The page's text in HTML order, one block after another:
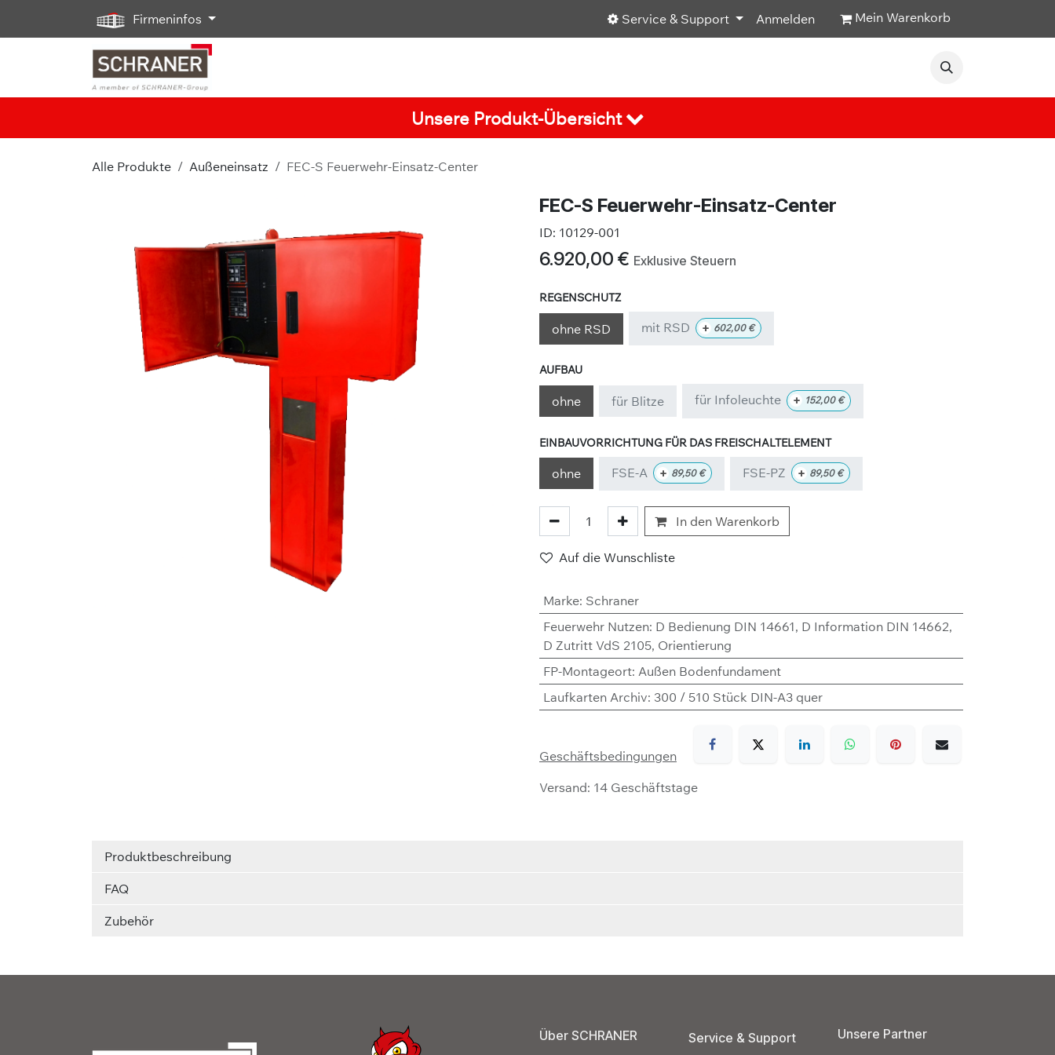
Zum Inhalt springen
Firmeninfos Service & Support Anmelden Mein Warenkorb
Unsere Produkt-Übersicht
Alle Produkte Außeneinsatz FEC-S Feuerwehr-Einsatz-Center
FEC-S Feuerwehr-Einsatz-Center
ID: 10129-001
6.920,00 € Exklusive Steuern
REGENSCHUTZ
ohne RSD mit RSD + 602,00€
AUFBAU
ohne für Blitze für Infoleuchte + 152,00€
EINBAUVORRICHTUNG FÜR DAS FREISCHALTELEMENT
ohne FSE-A + 89,50€ FSE-PZ + 89,50€
In den Warenkorb
Auf die Wunschliste
Marke: Schraner
Feuerwehr Nutzen: D Bedienung DIN 14661, D Information DIN 14662,
D Zutritt VdS 2105, Orientierung
FP-Montageort: Außen Bodenfundament
Laufkarten Archiv: 300 / 510 Stück DIN-A3 quer
Geschäftsbedingungen
Versand: 14 Geschäftstage
Produktbeschreibung
FAQ
Zubehör
Über SCHRANER Service & Support Unsere Partner